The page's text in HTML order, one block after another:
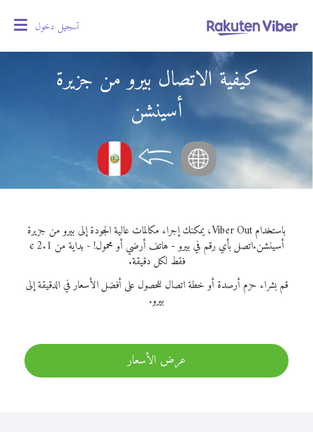
تسجيل دخول
كيفية الاتصال بيرو من جزيرة
أسينشن
باستخدام Viber Out، يمكنك إجراء مكالمات عالية الجودة إلى بيرو من جزيرة
أسينشن.
اتصل بأي رقم في بيرو - هاتف أرضي أو محمول! - بداية من 2.1 ¢
فقط لكل دقيقة.
قم بشراء حزم أرصدة أو خطة اتصال للحصول على أفضل الأسعار في الدقيقة إلى
بيرو.
عرض الأسعار